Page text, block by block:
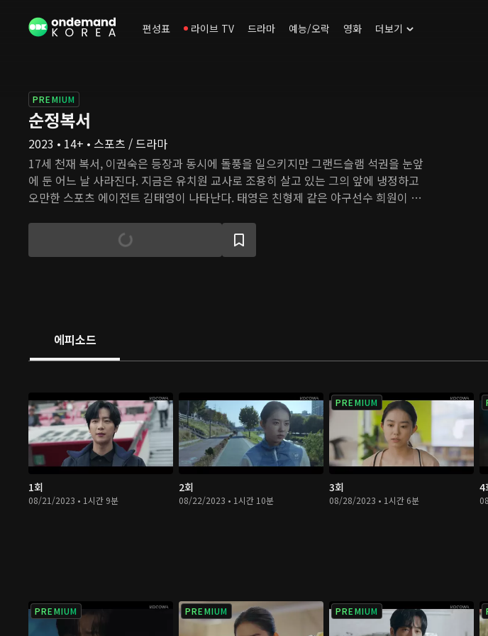
편성표 라이브 TV 드라마 예능/오락 영화 더보기
PREMIUM
순정복서
2023 • 14+ • 스포츠 / 드라마
17세 천재 복서, 이권숙은 등장과 동시에 돌풍을 일으키지만 그랜드슬램 석권을 눈앞
에 둔 어느 날 사라진다. 지금은 유치원 교사로 조용히 살고 있는 그의 앞에 냉정하고
오만한 스포츠 에이전트 김태영이 나타난다. 태영은 친형제 같은 야구선수 희원이 악
스캔들에서 멀어지게 하기 위해 '천재 복서 이권숙 복귀' 프로젝트를 계획하고, 권숙
에게 도움을 청한다. 태영의 끈질긴 설득 끝에 권숙은 '복싱이 싫은 천재 복서의 은퇴
에피소드
1회
08/21/2023 • 1시간 9분
2회
08/22/2023 • 1시간 10분
PREMIUM
3회
08/28/2023 • 1시간 6분
4
PREMIUM PREMIUM PREMIUM